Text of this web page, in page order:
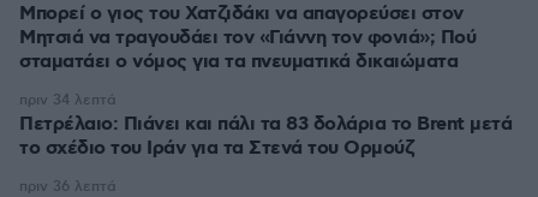
Μπορεί ο γιος του Χατζιδάκι να απαγορεύσει στον
Μητσιά να τραγουδάει τον «Γιάννη τον φονιά»; Πού
σταματάει ο νόμος για τα πνευματικά δικαιώματα
Πετρέλαιο: Πιάνει και πάλι τα 83 δολάρια το Brent μετά
το σχέδιο του Ιράν για τα Στενά του Ορμούζ
πριν 34 λεπτά
πριν 36 λεπτά